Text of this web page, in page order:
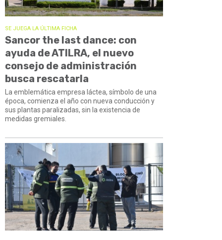
SE JUEGA LA ÚLTIMA FICHA
Sancor the last dance: con
ayuda de ATILRA, el nuevo
consejo de administración
busca rescatarla
La emblemática empresa láctea, símbolo de una
época, comienza el año con nueva conducción y
sus plantas paralizadas, sin la existencia de
medidas gremiales.